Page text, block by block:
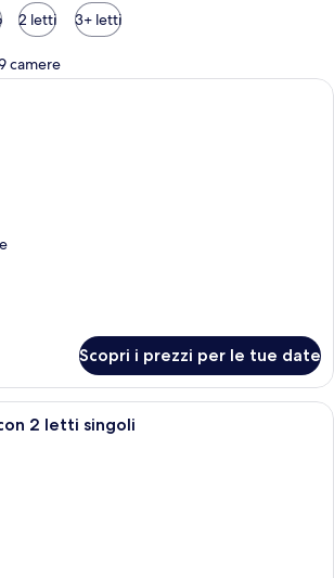
2 letti 3+ letti
camere
Una camera d'hotel moderna con
Scopri i prezzi per le tue date
Camera d'albergo moderna con un
2 letti singoli